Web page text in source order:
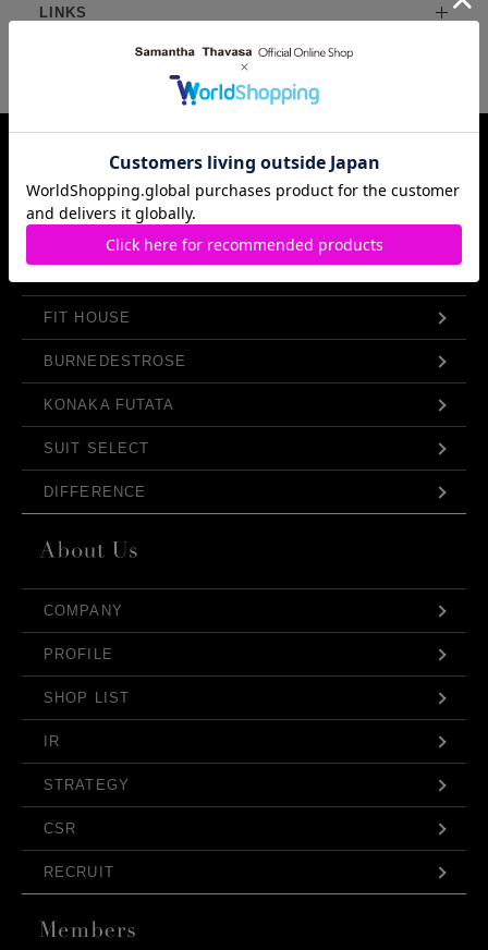
LINKS
Samantha Thavasa Group Info.
FIT HOUSE
BURNEDESTROSE
KONAKA FUTATA
SUIT SELECT
DIFFERENCE
COMPANY
PROFILE
SHOP LIST
IR
STRATEGY
CSR
RECRUIT